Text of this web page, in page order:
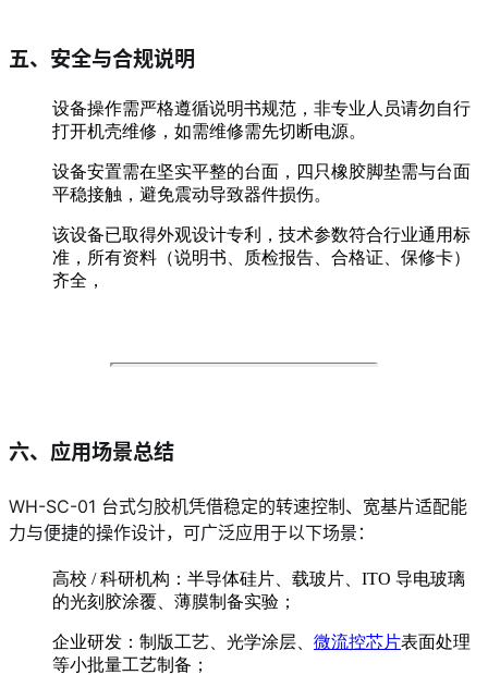
五、安全与合规说明
设备操作需严格遵循说明书规范，非专业人员请勿自行
打开机壳维修，如需维修需先切断电源。
设备安置需在坚实平整的台面，四只橡胶脚垫需与台面
平稳接触，避免震动导致器件损伤。
该设备已取得外观设计专利，技术参数符合行业通用标
准，所有资料（说明书、质检报告、合格证、保修卡）
齐全，
六、应用场景总结
WH-SC-01 台式匀胶机凭借稳定的转速控制、宽基片适配能
力与便捷的操作设计，可广泛应用于以下场景：
高校 / 科研机构：半导体硅片、载玻片、ITO 导电玻璃
的光刻胶涂覆、薄膜制备实验；
企业研发：制版工艺、光学涂层、 微流控芯片表面处理
等小批量工艺制备；